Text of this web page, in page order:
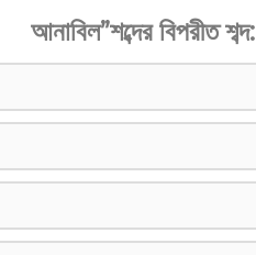
আনাবিল”শব্দের বিপরীত শব্দ: